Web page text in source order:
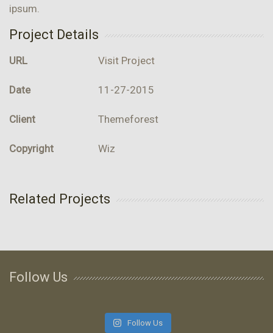
ipsum.
Project Details
URL Visit Project
Date 11-27-2015
Client Themeforest
Copyright Wiz
Related Projects
Follow Us
Follow Us